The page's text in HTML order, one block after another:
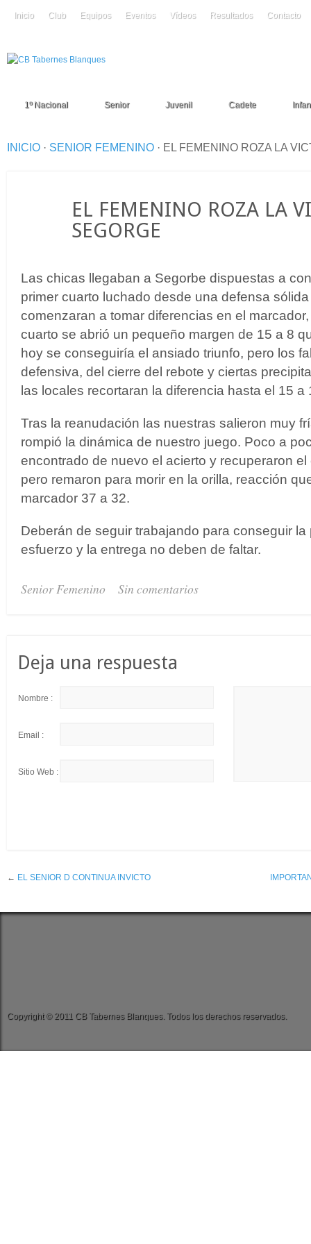
Inicio Club Equipos Eventos Vídeos Resultados Contacto
1º Nacional Senior Juvenil Cadete
INICIO · SENIOR FEMENINO · EL FEMENINO ROZA LA
EL FEMENINO ROZA LA
SEGORGE
Las chicas llegaban a Segorbe dispuestas a
primer cuarto luchado desde una defensa
comenzaran a tomar diferencias en el
cuarto se abrió un pequeño margen de 15 a 8
hoy se conseguiría el ansiado triunfo, pero los
defensiva, del cierre del rebote y ciertas
las locales recortaran la diferencia hasta el 15 a
Tras la reanudación las nuestras salieron muy
rompió la dinámica de nuestro juego. Poco a
encontrado de nuevo el acierto y recuperaron
pero remaron para morir en la orilla, reacción
marcador 37 a 32.
Deberán de seguir trabajando para conseguir la
esfuerzo y la entrega no deben de faltar.
Senior Femenino Sin comentarios
Deja una respuesta
Nombre :
Email :
Sitio Web :
← EL SENIOR D CONTINUA INVICTO
Copyright © 2011 CB Tabernes Blanques. Todos los derechos reservados.